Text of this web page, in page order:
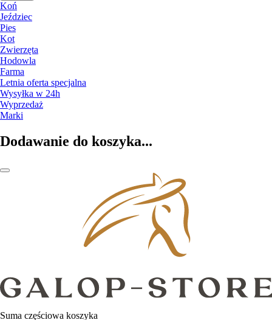
Koń
Jeździec
Pies
Kot
Zwierzęta
Hodowla
Farma
Letnia oferta specjalna
Wysyłka w 24h
Wyprzedaż
Marki
Dodawanie do koszyka...
Suma częściowa koszyka